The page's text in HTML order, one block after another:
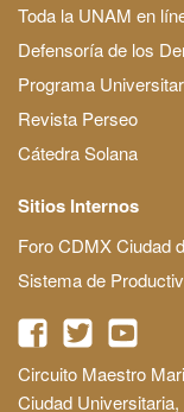
Toda la UNAM en
Defensoría de los
Programa
Revista Perseo
Cátedra Solana
Sitios Internos
Foro CDMX Ciudad
Sistema de
Circuito Maestro
Ciudad